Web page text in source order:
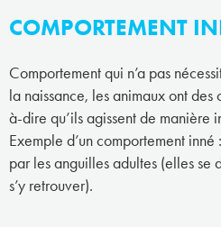
COMPORTEMENT
Comportement qui n’a pas
la naissance, les animaux ont des
à-dire qu’ils agissent de manière
Exemple d’un comportement
par les anguilles adultes (elles se
s’y retrouver).